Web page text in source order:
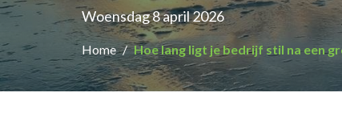
Woensdag 8 april 2026
Home Hoe lang ligt je bedrijf stil na een